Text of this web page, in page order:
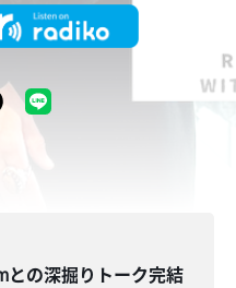
の深掘りトーク完結